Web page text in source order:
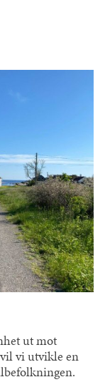
ut mot
vi utvikle en